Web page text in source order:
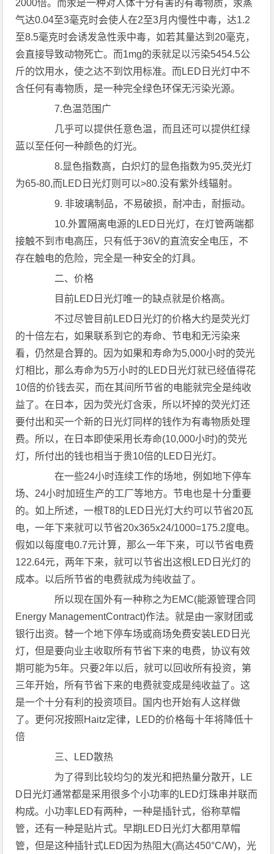
2000倍。而汞是一种对人体十分有害的有毒物质，汞蒸
气达0.04至3毫克时会使人在2至3月内慢性中毒，达1.2
至8.5毫克时会诱发急性汞中毒，如若其量达到20毫克，
会直接导致动物死亡。而1mg的汞就足以污染5454.5公
斤的饮用水，使之达不到饮用标准。而LED日光灯中不
含任何有毒物质，是一种完全绿色环保无污染光源。
7.色温范围广
几乎可以提供任意色温，而且还可以提供红绿
蓝以至任何一种颜色的灯光。
8.显色指数高，白炽灯的显色指数为95,荧光灯
为65-80,而LED日光灯则可以>80.没有紫外线辐射。
9. 非玻璃制品，不易破损，耐冲击，耐振动。
10.外置隔离电源的LED日光灯，在灯管两端都
接触不到市电高压，只有低于36V的直流安全电压，不
存在触电的危险，完全是一种安全的灯具。
二、价格
目前LED日光灯唯一的缺点就是价格高。
不过尽管目前LED日光灯的价格大约是荧光灯
的十倍左右，如果联系到它的寿命、节电和无污染来
看，仍然是合算的。因为如果和寿命为5,000小时的荧光
灯相比，那么寿命为5万小时的LED日光灯就已经值得花
10倍的价钱去买，而在其间所节省的电能就完全是纯收
益了。在日本，因为荧光灯含汞，所以坏掉的荧光灯还
要付出和买一个新的日光灯同样的钱作为有毒物质处理
费。所以，在日本即使采用长寿命(10,000小时)的荧光
灯，所付出的钱也相当于贵10倍的LED日光灯。
在一些24小时连续工作的场地，例如地下停车
场、24小时加班生产的工厂等地方。节电也是十分重要
的。如上所述，一根T8的LED日光灯大约可以节省20瓦
电，一年下来就可以节省20x365x24/1000=175.2度电。
假如以每度电0.7元计算，那么一年下来，可以节省电费
122.64元，两年下来，就可以节省出这根LED日光灯的
成本。以后所节省的电费就成为纯收益了。
所以现在国外有一种称之为EMC(能源管理合同
Energy ManagementContract)作法。就是由一家财团或
银行出资。替一个地下停车场或商场免费安装LED日光
灯，但是要向业主收取所有节省下来的电费，协议有效
期可能为5年。只要2年以后，就可以回收所有投资，第
三年开始，所有节省下来的电费就变成是纯收益了。这
是一个十分有利的投资项目。国内也开始有人这样做
了。更何况按照Haitz定律，LED的价格每十年将降低十
倍
三、LED散热
为了得到比较均匀的发光和把热量分散开，LE
D日光灯通常都是采用很多个小功率的LED灯珠串并联而
构成。小功率LED有两种，一种是插针式，俗称草帽
管，还有一种是贴片式。早期LED日光灯大都用草帽
管，但是这种插针式LED因为热阻大(高达450°C/W)，光